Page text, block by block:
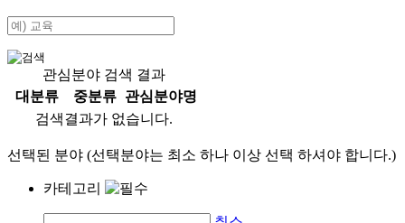
관심분야 검색 결과
대분류
중분류
관심분야명
검색결과가 없습니다.
선택된 분야 (선택분야는 최소 하나 이상 선택 하셔야 합니다.)
카테고리